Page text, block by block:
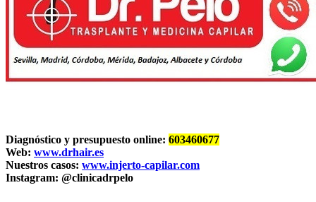
Diagnóstico y presupuesto online: 603460677
Web: www.drhair.es
Nuestros casos: www.injerto-capilar.com
Instagram: @clinicadrpelo